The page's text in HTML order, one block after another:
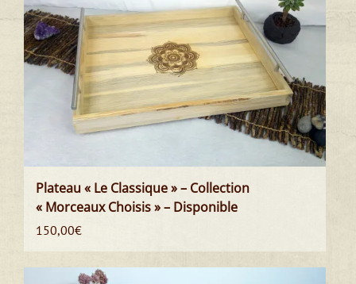
Plateau « Le Classique » – Collection
« Morceaux Choisis » – Disponible
150,00€